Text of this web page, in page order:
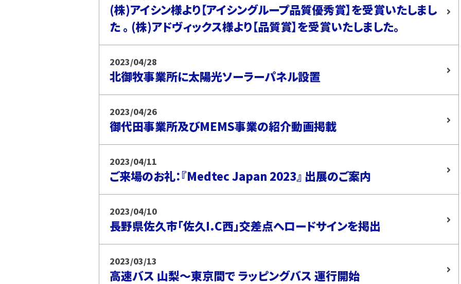
(株)アイシン様より【アイシングループ品質優秀賞】を受賞いたしまし
た 。 (株)アドヴィックス様より【品質賞】を受賞いたしました。
2023/04/28
北御牧事業所に太陽光ソーラーパネル設置
2023/04/26
御代田事業所及びMEMS事業の紹介動画掲載
2023/04/11
ご来場のお礼：『Medtec Japan 2023』 出展のご案内
2023/04/10
長野県佐久市「佐久I.C西」交差点へロードサインを掲出
2023/03/13
高速バス 山梨～東京間で ラッピングバス 運行開始